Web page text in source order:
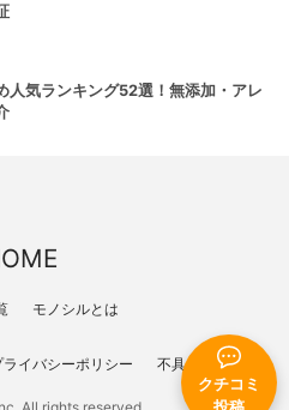
クチコミ
人気ランキング52選！無添加・アレ
モノシルとは
ライバシーポリシー 不具合報告